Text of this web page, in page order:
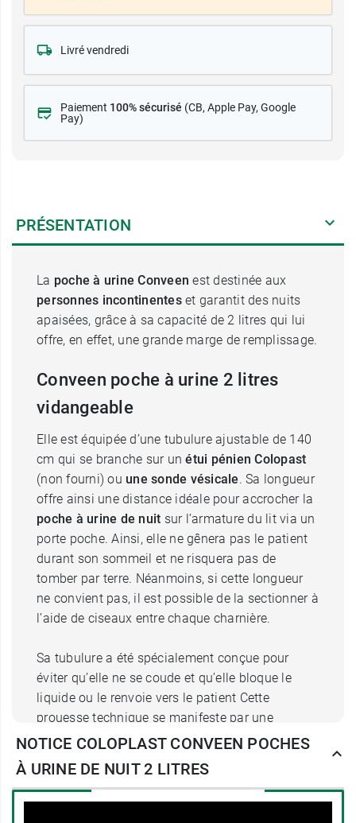
Livré vendredi
Paiement 100% sécurisé (CB, Apple Pay, Google
Pay)
PRÉSENTATION
La poche à urine Conveen est destinée aux
personnes incontinenteset garantit des nuits
apaisées, grâce à sa capacité de 2 litres qui lui
offre, en effet, une grande marge de remplissage.
Conveen poche à urine 2 litres
vidangeable
Elle est équipée d’une tubulure ajustable de 140
cm qui se branche sur unétui pénien Colopast
(non fourni) ou une sonde vésicale. Sa longueur
offre ainsi une distance idéale pour accrocher la
poche à urine de nuit sur l’armature du lit via un
porte poche. Ainsi, elle ne gênera pas le patient
durant son sommeil et ne risquera pas de
tomber par terre. Néanmoins, si cette longueur
ne convient pas, il est possible de la sectionner à
l’aide de ciseaux entre chaque charnière.
Sa tubulure a été spécialement conçue pour
éviter qu’elle ne se coude et qu’elle bloque le
liquide ou le renvoie vers le patient Cette
prouesse technique se manifeste par une
multitude de charnières en accordéon qui
fluidité parfaite de l’écoulement.
NOTICE COLOPLAST CONVEEN POCHES
À URINE DE NUIT 2 LITRES